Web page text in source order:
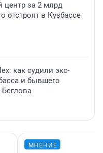
центр за 2 млрд
отстроят в Кузбассе
как судили экс-
и бывшего
МНЕНИЕ